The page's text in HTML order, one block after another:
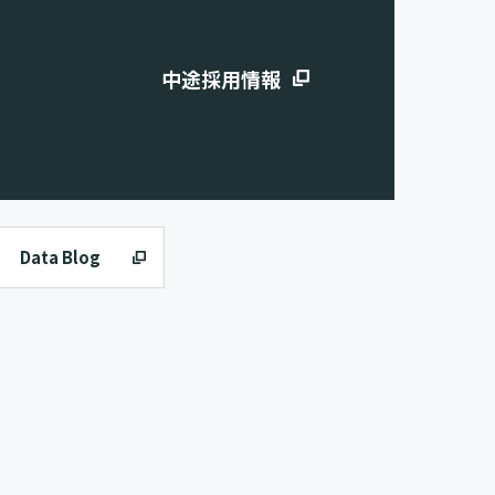
中途採用情報
Data Blog